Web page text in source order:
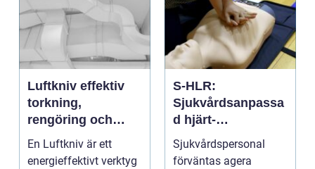
Luftkniv effektiv
torkning,
rengöring och
kylning i modern
industri
En Luftkniv är ett
energieffektivt verktyg
S-HLR:
Sjukvårdsanpassa
d hjärt-
lungräddning som
räddar liv
Sjukvårdspersonal
förväntas agera